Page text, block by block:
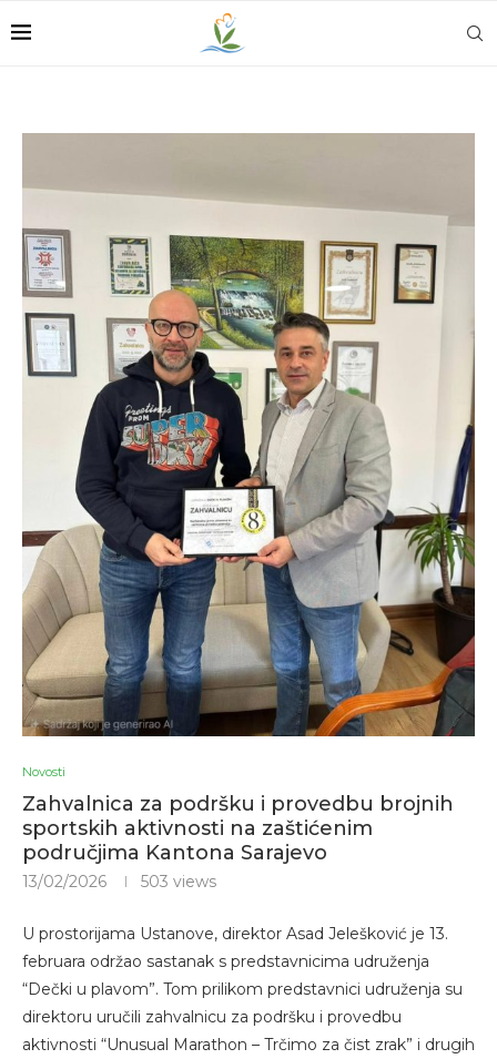
Novosti
Zahvalnica za podršku i provedbu brojnih
sportskih aktivnosti na zaštićenim
područjima Kantona Sarajevo
13/02/2026 503 views
U prostorijama Ustanove, direktor Asad Jelešković je 13.
februara održao sastanak s predstavnicima udruženja
“Dečki u plavom”. Tom prilikom predstavnici udruženja su
direktoru uručili zahvalnicu za podršku i provedbu
aktivnosti “Unusual Marathon – Trčimo za čist zrak” i drugih